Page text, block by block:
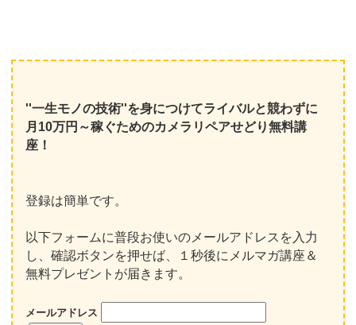
''一生モノの技術''を身につけてライバルと競わずに
月10万円～稼ぐためのカメラリペアせどり無料講
座！
登録は簡単です。
以下フォームに普段お使いのメールアドレスを入力
し、確認ボタンを押せば、１秒後にメルマガ講座＆
無料プレゼントが届きます。
メールアドレス